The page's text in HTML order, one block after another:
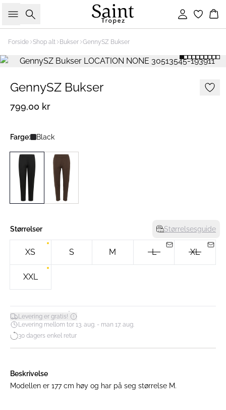
Søk Logg inn
Forside Shop alt Bukser GennySZ Bukser
GennySZ Bukser
799,00 kr
Farge: Black
Størrelser Størrelsesguide
XS S M L XL
XXL
Levering er gratis!*
Levering mellom tor 13. aug. - man 17. aug.
30 dagers enkel retur
Beskrivelse
Modellen er 177 cm høy og har på seg størrelse M.